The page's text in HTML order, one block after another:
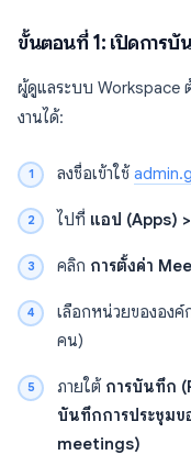
ขั้นตอนที่ 1: เปิดการ
ผู้ดูแลระบบ Workspace
งานได้:
ลงชื่อเข้าใช้
ไปที่ แอป (Apps)
คลิก การตั้งค่า
เลือกหน่วยขององ
คน)
ภายใต้ การบันทึก
บันทึกการประชุม
meetings)